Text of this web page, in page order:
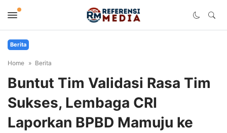
Berita
Home Berita
Buntut Tim Validasi Rasa Tim
Sukses, Lembaga CRI
Laporkan BPBD Mamuju ke